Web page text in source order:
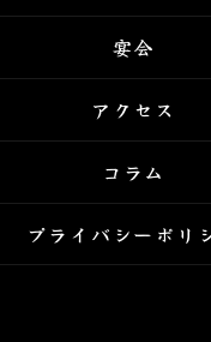
宴会
アクセス
コラム
プライバシーポリ